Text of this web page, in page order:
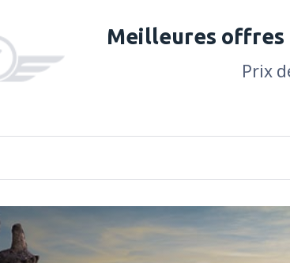
Meilleures offres
Prix